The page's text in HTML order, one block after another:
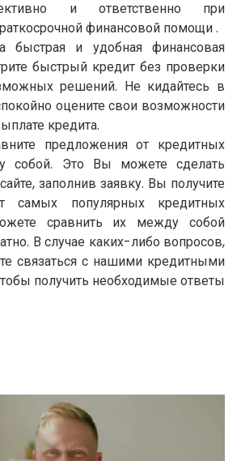
и ответственно при
финансовой помощи .
быстрая и удобная финансовая
быстрый кредит без проверки
решений. Не кидайтесь в
оцените свои возможности
кредита.
предложения от кредитных
собой. Это Вы можете сделать
заполнив заявку. Вы получите
самых популярных кредитных
сравнить их между собой
В случае каких-либо вопросов,
связаться с нашими кредитными
получить необходимые ответы